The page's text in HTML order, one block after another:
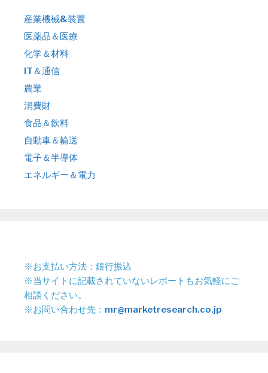
産業機械&装置
医薬品＆医療
化学＆材料
IT＆通信
農業
消費財
食品＆飲料
自動車＆輸送
電子＆半導体
エネルギー＆電力
※お支払い方法：銀行振込
※当サイトに記載されていないレポートもお気軽にご
相談ください。
※お問い合わせ先： mr@marketresearch.co.jp